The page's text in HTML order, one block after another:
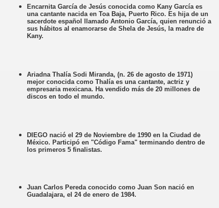
Encarnita García de Jesús conocida como Kany García es
una cantante nacida en Toa Baja, Puerto Rico. Es hija de un
sacerdote español llamado Antonio García, quien renunció a
sus hábitos al enamorarse de Shela de Jesús, la madre de
Kany.
Ariadna Thalía Sodi Miranda, (n. 26 de agosto de 1971)
mejor conocida como Thalía es una cantante, actriz y
empresaria mexicana. Ha vendido más de 20 millones de
discos en todo el mundo.
DIEGO nació el 29 de Noviembre de 1990 en la Ciudad de
México. Participó en "Código Fama" terminando dentro de
los primeros 5 finalistas.
Juan Carlos Pereda conocido como Juan Son nació en
Guadalajara, el 24 de enero de 1984.